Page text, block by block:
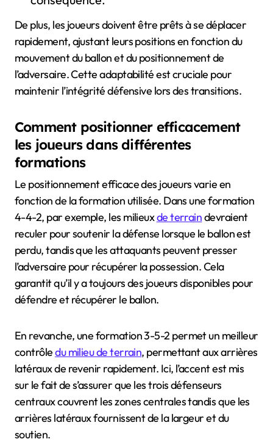
De plus, les joueurs doivent être prêts à se déplacer
rapidement, ajustant leurs positions en fonction du
mouvement du ballon et du positionnement de
l’adversaire. Cette adaptabilité est cruciale pour
maintenir l’intégrité défensive lors des transitions.
Comment positionner efficacement
les joueurs dans différentes
formations
Le positionnement efficace des joueurs varie en
fonction de la formation utilisée. Dans une formation
4-4-2, par exemple, les milieuxde terraindevraient
reculer pour soutenir la défense lorsque le ballon est
perdu, tandis que les attaquants peuvent presser
l’adversaire pour récupérer la possession. Cela
garantit qu’il y a toujours des joueurs disponibles pour
défendre et récupérer le ballon.
En revanche, une formation 3-5-2 permet un meilleur
contrôledu milieu de terrain, permettant aux arrières
latéraux de revenir rapidement. Ici, l’accent est mis
sur le fait de s’assurer que les trois défenseurs
centraux couvrent les zones centrales tandis que les
arrières latéraux fournissent de la largeur et du
soutien.